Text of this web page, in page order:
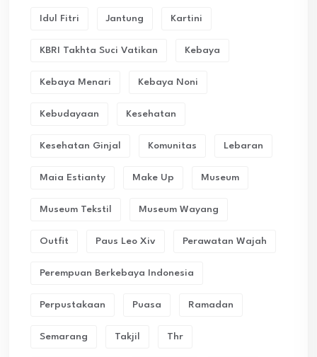
Idul Fitri Jantung Kartini
KBRI Takhta Suci Vatikan Kebaya
Kebaya Menari Kebaya Noni
Kebudayaan Kesehatan
Kesehatan Ginjal Komunitas Lebaran
Maia Estianty Make Up Museum
Museum Tekstil Museum Wayang
Outfit Paus Leo Xiv Perawatan Wajah
Perempuan Berkebaya Indonesia
Perpustakaan Puasa Ramadan
Semarang Takjil Thr